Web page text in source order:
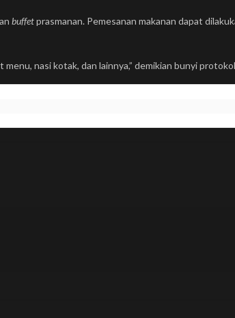
buffetprasmanan. Pemesanan makanan dapat
menu, nasi kotak, dan lainnya,” demikian bunyi